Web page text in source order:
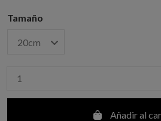
Tamaño
Añadir al